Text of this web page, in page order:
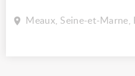
Meaux, Seine-et-Marne,